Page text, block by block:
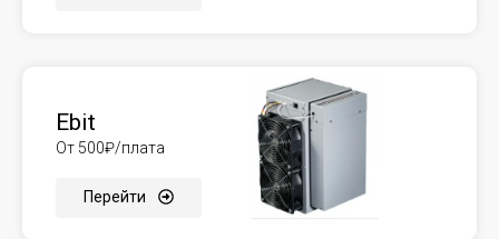
Ebit
От 500₽/плата
Перейти